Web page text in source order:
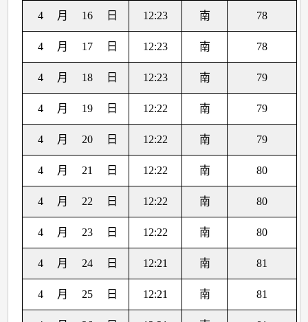
4 月 16 日 12:23 南 78
4 月 17 日 12:23 南 78
4 月 18 日 12:23 南 79
4 月 19 日 12:22 南 79
4 月 20 日 12:22 南 79
4 月 21 日 12:22 南 80
4 月 22 日 12:22 南 80
4 月 23 日 12:22 南 80
4 月 24 日 12:21 南 81
4 月 25 日 12:21 南 81